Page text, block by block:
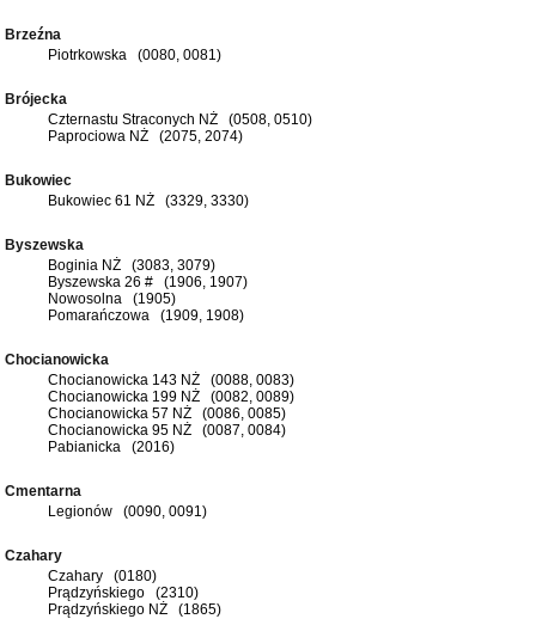
Brzeźna
Piotrkowska (0080, 0081)
Brójecka
Czternastu Straconych NŻ (0508, 0510)
Paprociowa NŻ (2075, 2074)
Bukowiec
Bukowiec 61 NŻ (3329, 3330)
Byszewska
Boginia NŻ (3083, 3079)
Byszewska 26 # (1906, 1907)
Nowosolna (1905)
Pomarańczowa (1909, 1908)
Chocianowicka
Chocianowicka 143 NŻ (0088, 0083)
Chocianowicka 199 NŻ (0082, 0089)
Chocianowicka 57 NŻ (0086, 0085)
Chocianowicka 95 NŻ (0087, 0084)
Pabianicka (2016)
Cmentarna
Legionów (0090, 0091)
Czahary
Czahary (0180)
Prądzyńskiego (2310)
Prądzyńskiego NŻ (1865)